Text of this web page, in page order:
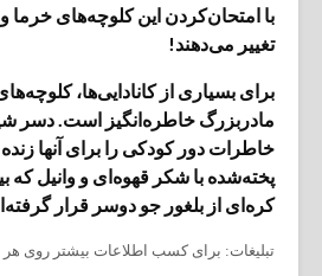
با امتحان‌کردن این کلوچه‌های خرما
تغییر می‌دهند!
برای بسیاری از کانادایی‌ها،
مادربزرگ خاطره‌انگیز است. دسر
خاطرات دور کودکی را برای آنها
پخته‌شده با شکر قهوه‌ای و وانیل که
کره‌ای از بلغور جو دوسر قرار
تبلیغات: برای کسب اطلاعات بیشتر روی هر